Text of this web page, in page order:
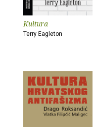
Kultura
Terry Eagleton